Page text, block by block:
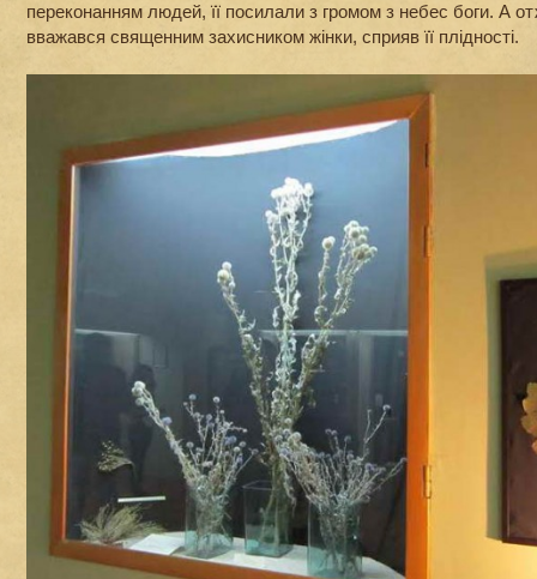
переконанням людей, її посилали з громом з небес боги. А
вважався священним захисником жінки, сприяв її плідності.